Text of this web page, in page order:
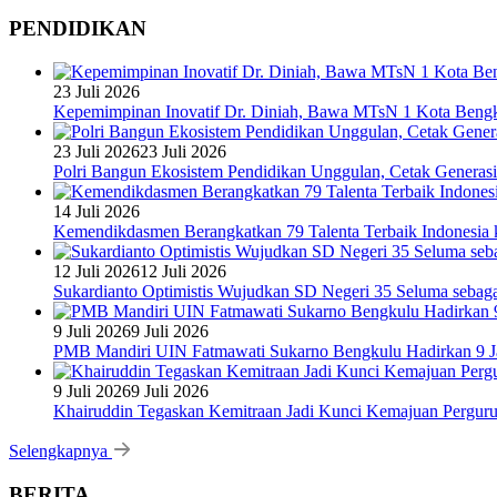
PENDIDIKAN
23 Juli 2026
Kepemimpinan Inovatif Dr. Diniah, Bawa MTsN 1 Kota
23 Juli 202623 Juli 2026
Polri Bangun Ekosistem Pendidikan Unggulan, Cetak
14 Juli 2026
Kemendikdasmen Berangkatkan 79 Talenta Terbaik
12 Juli 202612 Juli 2026
Sukardianto Optimistis Wujudkan SD Negeri 35 Seluma
9 Juli 20269 Juli 2026
PMB Mandiri UIN Fatmawati Sukarno Bengkulu Hadirkan 9
9 Juli 20269 Juli 2026
Khairuddin Tegaskan Kemitraan Jadi Kunci Kemajuan
Selengkapnya